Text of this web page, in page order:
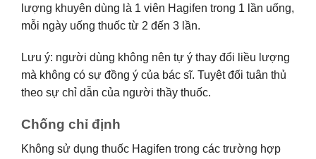
lượng khuyên dùng là 1 viên Hagifen trong 1 lần uống,
mỗi ngày uống thuốc từ 2 đến 3 lần.
Lưu ý: người dùng không nên tự ý thay đổi liều lượng
mà không có sự đồng ý của bác sĩ. Tuyệt đối tuân thủ
theo sự chỉ dẫn của người thầy thuốc.
Chống chỉ định
Không sử dụng thuốc Hagifen trong các trường hợp